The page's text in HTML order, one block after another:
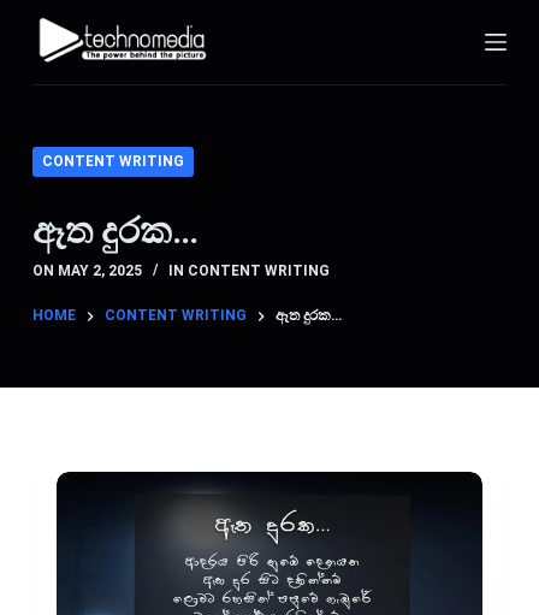
o
o
CONTENT WRITING
ඈත දුරක…
ON MAY 2, 2025 IN CONTENT WRITING
HOME CONTENT WRITING ඈත දුරක…